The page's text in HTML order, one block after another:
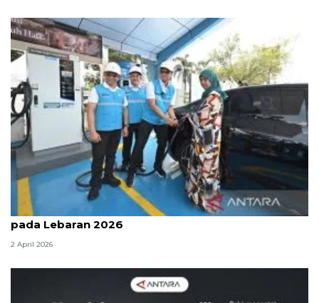
PLN: Lonjakan penggunaan SPKLU capai 4 kali lipat
pada Lebaran 2026
2 April 2026